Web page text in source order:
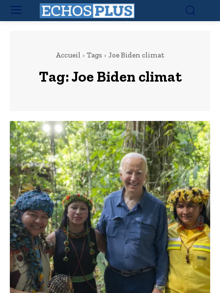
Accueil Tags Joe Biden climat
Tag:Joe Biden climat